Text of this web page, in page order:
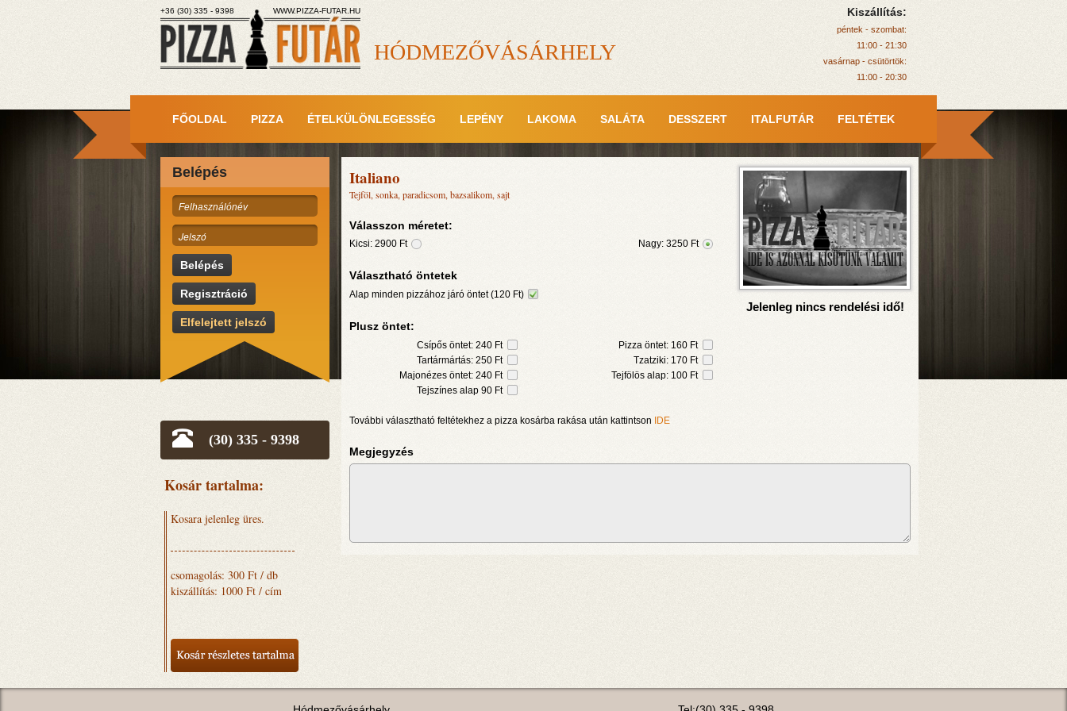
+36 (30) 335 - 9398 WWW.PIZZA-FUTAR.HU
HÓDMEZŐVÁSÁRHELY
Kiszállítás:
péntek - szombat:
11:00 - 21:30
vasárnap - csütörtök:
11:00 - 20:30
FŐOLDAL PIZZA ÉTELKÜLÖNLEGESSÉG LEPÉNY LAKOMA SALÁTA DESSZERT ITALFUTÁR FELTÉTEK
Belépés
Belépés
Regisztráció
Elfelejtett jelszó
(30) 335 - 9398
Kosár tartalma:
Kosara jelenleg üres.
csomagolás: 300 Ft / db
kiszállítás: 1000 Ft / cím
Italiano
Tejföl, sonka, paradicsom, bazsalikom, sajt
Válasszon méretet:
Kicsi: 2900Ft Nagy:3250 Ft
Választható öntetek
Alap minden pizzához járó öntet (120 Ft)
Plusz öntet:
Csípős öntet: 240 Ft
Tartármártás: 250 Ft
Majonézes öntet: 240 Ft
Tejszínes alap 90 Ft
Pizza öntet: 160 Ft
Tzatziki: 170 Ft
Tejfölös alap: 100 Ft
További választható feltétekhez a pizza kosárba rakása után kattintson IDE
Jelenleg nincs rendelési idő!
Megjegyzés